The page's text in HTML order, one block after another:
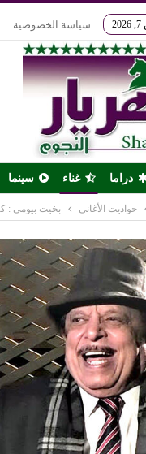
سياسة الخصوصية
دراما غناء سينما
حواديت الأغاني بخيت بيومي :
في (زهر